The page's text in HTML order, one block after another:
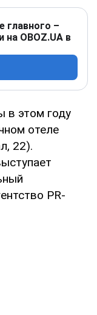
главного –
на OBOZ.UA в
в этом году
отеле
22).
PR-